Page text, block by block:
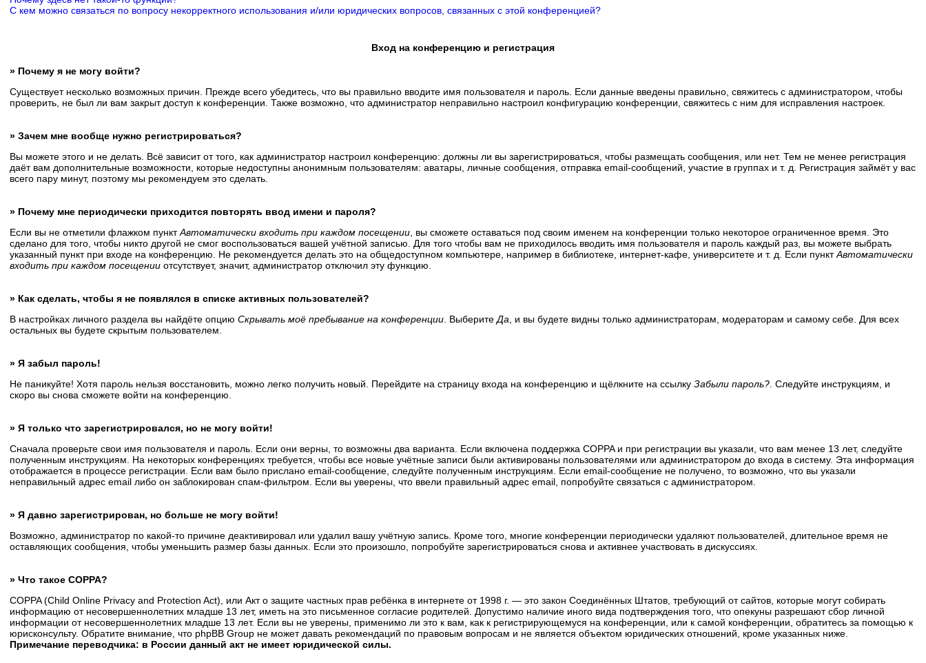
С кем можно связаться по вопросу некорректного использования и/или юридических вопросов, связанных с этой конференцией?
Вход на конференцию и регистрация
» Почему я не могу войти?
Существует несколько возможных причин. Прежде всего убедитесь, что вы правильно вводите имя пользователя и пароль. Если данные введены правильно, свяжитесь с администратором, чтобы
проверить, не был ли вам закрыт доступ к конференции. Также возможно, что администратор неправильно настроил конфигурацию конференции, свяжитесь с ним для исправления настроек.
» Зачем мне вообще нужно регистрироваться?
Вы можете этого и не делать. Всё зависит от того, как администратор настроил конференцию: должны ли вы зарегистрироваться, чтобы размещать сообщения, или нет. Тем не менее регистрация
даёт вам дополнительные возможности, которые недоступны анонимным пользователям: аватары, личные сообщения, отправка email-сообщений, участие в группах и т. д. Регистрация займёт у вас
всего пару минут, поэтому мы рекомендуем это сделать.
» Почему мне периодически приходится повторять ввод имени и пароля?
Если вы не отметили флажком пунктАвтоматически входить при каждом посещении , вы сможете оставаться под своим именем на конференции только некоторое ограниченное время. Это
сделано для того, чтобы никто другой не смог воспользоваться вашей учётной записью. Для того чтобы вам не приходилось вводить имя пользователя и пароль каждый раз, вы можете выбрать
указанный пункт при входе на конференцию. Не рекомендуется делать это на общедоступном компьютере, например в библиотеке, интернет-кафе, университете и т. д. Если пунктАвтоматически
входить при каждом посещении отсутствует, значит, администратор отключил эту функцию.
» Как сделать, чтобы я не появлялся в списке активных пользователей?
В настройках личного раздела вы найдёте опцию Скрывать моё пребывание на конференции . Выберите Да , и вы будете видны только администраторам, модераторам и самому себе. Для всех
остальных вы будете скрытым пользователем.
» Я забыл пароль!
Не паникуйте! Хотя пароль нельзя восстановить, можно легко получить новый. Перейдите на страницу входа на конференцию и щёлкните на ссылку Забыли пароль? . Следуйте инструкциям, и
скоро вы снова сможете войти на конференцию.
» Я только что зарегистрировался, но не могу войти!
Сначала проверьте свои имя пользователя и пароль. Если они верны, то возможны два варианта. Если включена поддержка COPPA и при регистрации вы указали, что вам менее 13 лет, следуйте
полученным инструкциям. На некоторых конференциях требуется, чтобы все новые учётные записи были активированы пользователями или администратором до входа в систему. Эта информация
отображается в процессе регистрации. Если вам было прислано email-сообщение, следуйте полученным инструкциям. Если email-сообщение не получено, то возможно, что вы указали
неправильный адрес email либо он заблокирован спам-фильтром. Если вы уверены, что ввели правильный адрес email, попробуйте связаться с администратором.
» Я давно зарегистрирован, но больше не могу войти!
Возможно, администратор по какой-то причине деактивировал или удалил вашу учётную запись. Кроме того, многие конференции периодически удаляют пользователей, длительное время не
оставляющих сообщения, чтобы уменьшить размер базы данных. Если это произошло, попробуйте зарегистрироваться снова и активнее участвовать в дискуссиях.
» Что такое COPPA?
COPPA (Child Online Privacy and Protection Act), или Акт о защите частных прав ребёнка в интернете от 1998 г. — это закон Соединённых Штатов, требующий от сайтов, которые могут собирать
информацию от несовершеннолетних младше 13 лет, иметь на это письменное согласие родителей. Допустимо наличие иного вида подтверждения того, что опекуны разрешают сбор личной
информации от несовершеннолетних младше 13 лет. Если вы не уверены, применимо ли это к вам, как к регистрирующемуся на конференции, или к самой конференции, обратитесь за помощью к
юрисконсульту. Обратите внимание, что phpBB Group не может давать рекомендаций по правовым вопросам и не является объектом юридических отношений, кроме указанных ниже.
Примечание переводчика: в России данный акт не имеет юридической силы.